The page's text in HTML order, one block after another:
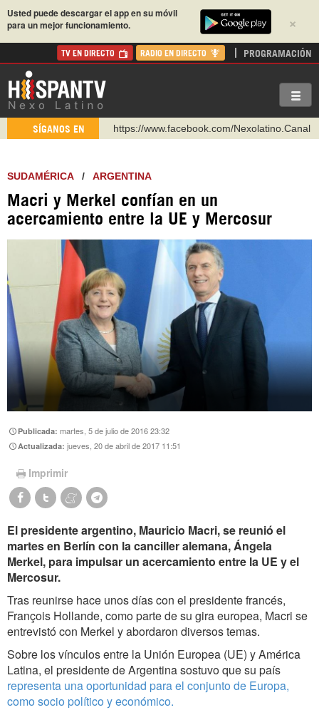
×
Usted puede descargar el app en su móvil
para un mejor funcionamiento.
TV EN DIRECTO RADIO EN DIRECTO PROGRAMACIÓN
SÍGANOS EN
https://www.facebook.com/Nexolatino.Canal
http://twitter.com/nexo_latino
https://t.me/hispantvcanal
https://urmedium.com/c/hispantv
Instagram como: hispan_tv
SUDAMÉRICA/ ARGENTINA
Macri y Merkel confían en un
acercamiento entre la UE y Mercosur
Publicada:martes, 5 de julio de 2016 23:32
Actualizada:jueves, 20 de abril de 2017 11:51
Imprimir
El presidente argentino, Mauricio Macri, se reunió el
martes en Berlín con la canciller alemana, Ángela
Merkel, para impulsar un acercamiento entre la UE y el
Mercosur.
Tras reunirse hace unos días con el presidente francés,
François Hollande, como parte de su gira europea, Macri se
entrevistó con Merkel y abordaron diversos temas.
Sobre los vínculos entre la Unión Europea (UE) y América
Latina, el presidente de Argentina sostuvo que su país
representa una oportunidad para el conjunto de Europa,
como socio político y económico.